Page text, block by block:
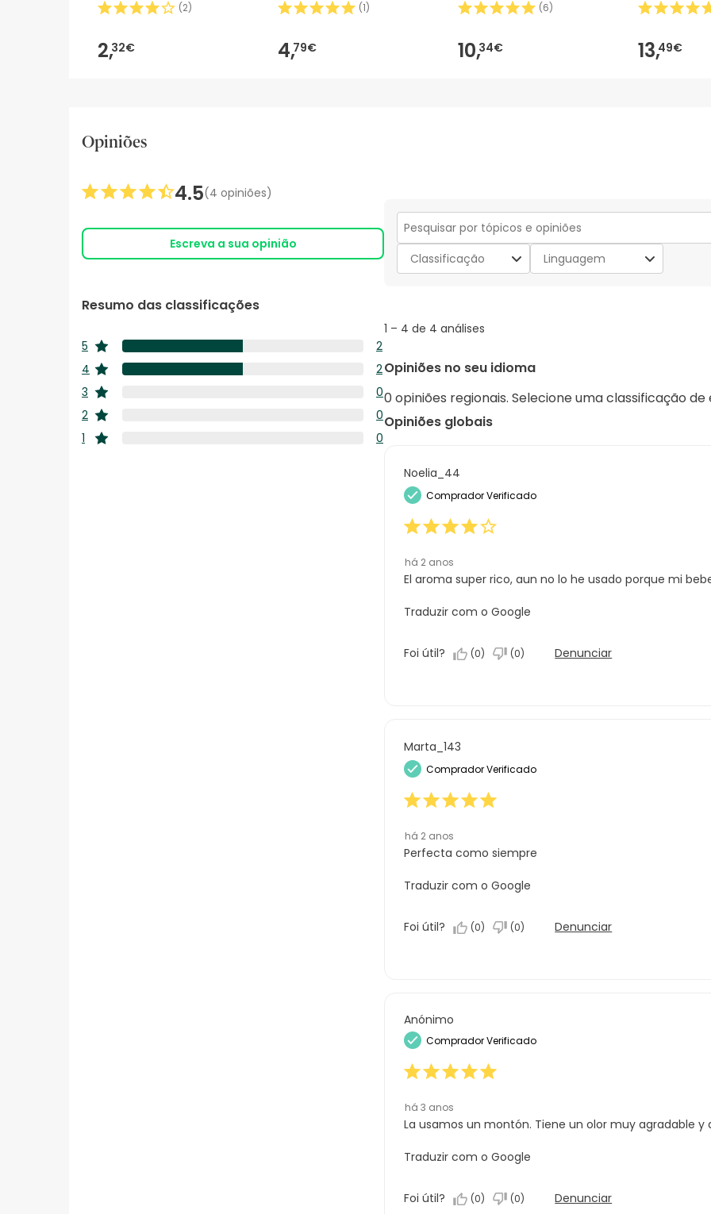
(2)
2,32€
(1)
4,79€
(6)
10,34€ 13,49€
Opiniões
Resumo das classificações
5
estrelas
2
2
análises
com
5
estrelas.
4
estrelas
2
2
análises
com
4
3
estrelas
0
0
análise
com
estrelas.
2
estrelas
0
0
análise
estrelas.
1
estrelas
0
análise
estrela.
4.5(4 opiniões)
Escreva a sua opinião
Secção
para
pesquisar
Classificação Linguagem
1
to
de
análises
1 – 4 de 4 análises
Opiniões no seu idioma
0 opiniões regionais. Selecione uma classificação
Opiniões globais
Noelia_44
Comprador Verificado
há 2 anos
El aroma super rico, aun no lo he usado porque mi
Traduzir com o Google
Foi útil? (0) (0) Denunciar
Marta_143
Comprador Verificado
há 2 anos
Perfecta como siempre
Traduzir com o Google
Foi útil? (0) (0) Denunciar
Anónimo
Comprador Verificado
há 3 anos
La usamos un montón. Tiene un olor muy agradable y
Traduzir com o Google
Foi útil? (0) (0) Denunciar